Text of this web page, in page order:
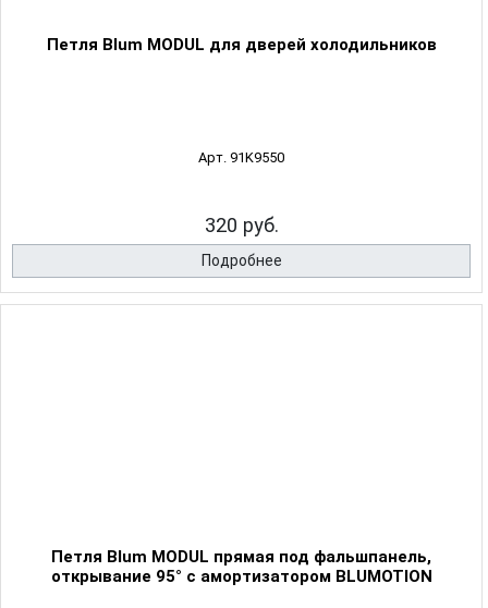
Петля Blum MODUL для дверей холодильников
Арт. 91K9550
320 руб.
Подробнее
Петля Blum MODUL прямая под фальшпанель,
открывание 95° с амортизатором BLUMOTION